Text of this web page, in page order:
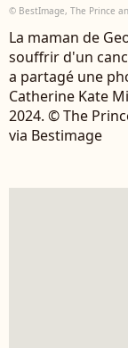
© BestImage, The Prince
La maman de
souffrir d'un
a partagé une
Catherine Kate
2024. © The
via Bestimage